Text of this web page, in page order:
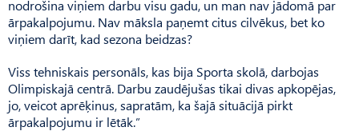
nodrošina viņiem darbu visu gadu, un man nav jādomā par
ārpakalpojumu. Nav māksla paņemt citus cilvēkus, bet ko
viņiem darīt, kad sezona beidzas?
Viss tehniskais personāls, kas bija Sporta skolā, darbojas
Olim­pis­kajā centrā. Darbu zaudējušas tikai divas apkopējas,
jo, veicot aprēķinus, sapratām, ka šajā situācijā pirkt
ārpakalpojumu ir lētāk.”